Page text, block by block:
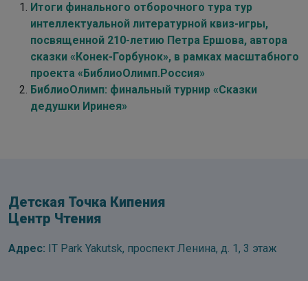
Итоги финального отборочного тура тур
интеллектуальной литературной квиз-игры,
посвященной 210-летию Петра Ершова, автора
сказки «Конек-Горбунок», в рамках масштабного
проекта «БиблиоОлимп.Россия»
БиблиоОлимп: финальный турнир «Сказки
дедушки Иринея»
Детская Точка Кипения
Центр Чтения
Адрес: IT Park Yakutsk, проспект Ленина, д. 1, 3 этаж